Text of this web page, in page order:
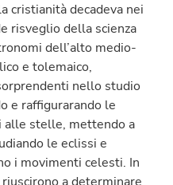
cristianità decadeva nei
risveglio della scienza
dell’alto medio-
e tolemaico,
nello studio
e raffigurarando le
alle stelle, mettendo a
le eclissi e
i movimenti celesti. In